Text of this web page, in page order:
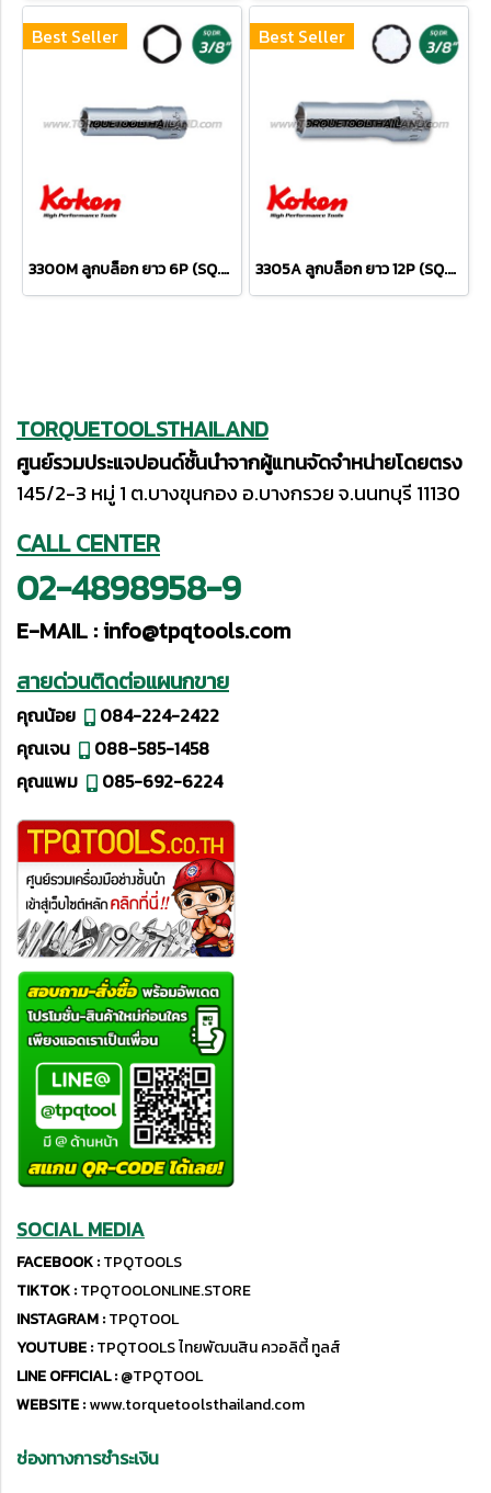
Best Seller
3300M ลูกบล็อก ยาว 6P (SQ.DR.3/8") Deep Sockets
Best Seller
3305A ลูกบล็อก ยาว 12P (SQ.DR.3/8") Deep Sockets
TORQUETOOLSTHAILAND
ศูนย์รวมประแจปอนด์ชั้นนำจากผู้แทนจัดจำหน่ายโดยตรง
145/2-3 หมู่ 1 ต.บางขุนกอง อ.บางกรวย จ.นนทบุรี 11130
CALL CENTER
02-4898958-9
E-MAIL :info@tpqtools.com
สายด่วนติดต่อแผนกขาย
คุณน้อย
084-224-2422
คุณเจน
088-585-1458
คุณแพม
085-692-6224
SOCIAL MEDIA
FACEBOOK :TPQTOOLS
TIKTOK :TPQTOOLONLINE.STORE
INSTAGRAM :TPQTOOL
YOUTUBE :TPQTOOLS ไทยพัฒนสิน ควอลิตี้ ทูลส์
LINE OFFICIAL :@TPQTOOL
WEBSITE :www.torquetoolsthailand.com
ช่องทางการชำระเงิน